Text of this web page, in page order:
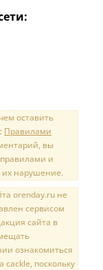
оставить
Правилами
вы
и
их нарушение.
orenday.ru не
сервисом
сайта в
ознакомиться
поскольку